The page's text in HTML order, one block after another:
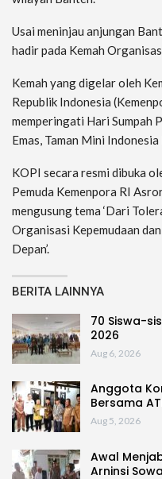
Usai meninjau anjungan
hadir pada Kemah
Kemah yang digelar oleh
Republik Indonesia
memperingati Hari Sumpah
Emas, Taman Mini
KOPI secara resmi dibuka
Pemuda Kemenpora RI
mengusung tema ‘Dari
Organisasi Kepemudaan
Depan’.
BERITA LAINNYA
70 Siswa-
2026
Aug 6, 2026
Anggota
Bersama
Aug 5, 2026
Awal
Arninsi